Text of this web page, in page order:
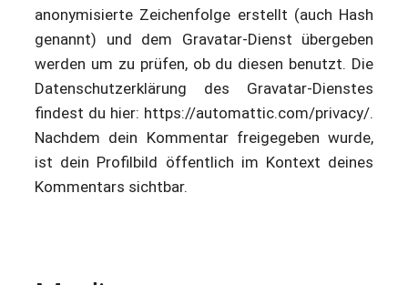
anonymisierte Zeichenfolge erstellt (auch Hash
genannt) und dem Gravatar-Dienst übergeben
werden um zu prüfen, ob du diesen benutzt. Die
Datenschutzerklärung des Gravatar-Dienstes
findest du hier: https://automattic.com/privacy/.
Nachdem dein Kommentar freigegeben wurde,
ist dein Profilbild öffentlich im Kontext deines
Kommentars sichtbar.